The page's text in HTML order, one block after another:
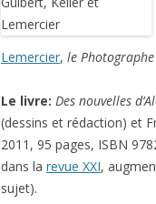
Lemercier, le Photographe
Le livre: Des nouvelles
(dessins et rédaction) et
2011, 95 pages, ISBN
dans la revue XXI,
sujet).